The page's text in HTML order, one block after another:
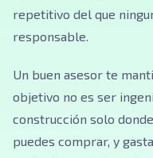
repetitivo del que
responsable.
Un buen asesor te
objetivo no es ser
construcción solo
puedes comprar, y